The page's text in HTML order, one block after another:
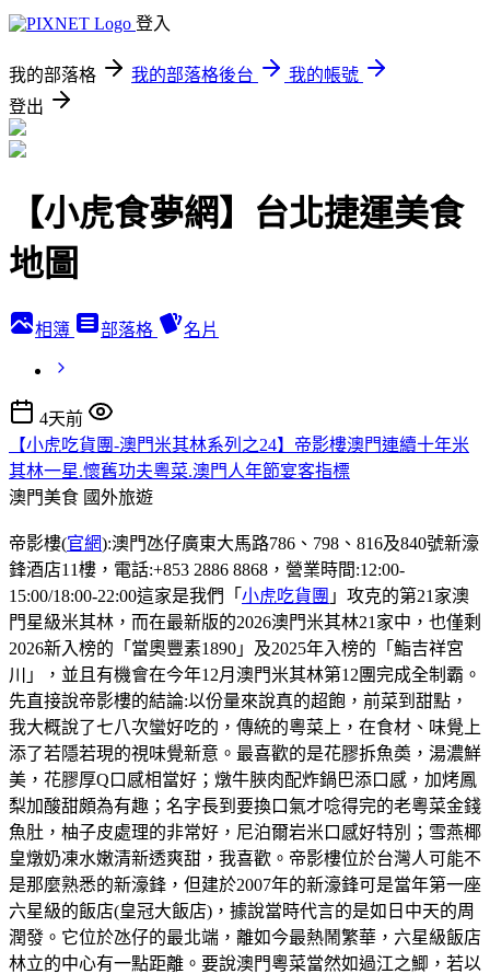
登入
我的部落格 我的部落格後台
我的帳號
登出
【小虎食夢網】台北捷運美食
地圖
相簿 部落格 名片
4天前
【小虎吃貨團-澳門米其林系列之24】帝影樓澳門連續十年米
其林一星.懷舊功夫粵菜.澳門人年節宴客指標
澳門美食 國外旅遊
帝影樓(官網):澳門氹仔廣東大馬路786、798、816及840號新濠
鋒酒店11樓，電話:+853 2886 8868，營業時間:12:00-
15:00/18:00-22:00這家是我們「 小虎吃貨團 」攻克的第21家澳
門星級米其林，而在最新版的2026澳門米其林21家中，也僅剩
2026新入榜的「當奧豐素1890」及2025年入榜的「鮨吉祥宮
川」，並且有機會在今年12月澳門米其林第12團完成全制霸。
先直接說帝影樓的結論:以份量來說真的超飽，前菜到甜點，
我大概說了七八次蠻好吃的，傳統的粵菜上，在食材、味覺上
添了若隱若現的視味覺新意。最喜歡的是花膠拆魚𡙡，湯濃鮮
美，花膠厚Q口感相當好；燉牛脥肉配炸鍋巴添口感，加烤鳳
梨加酸甜頗為有趣；名字長到要換口氣才唸得完的老粵菜金錢
魚肚，柚子皮處理的非常好，尼泊爾岩米口感好特別；雪燕椰
皇燉奶凍水嫩清新透爽甜，我喜歡。帝影樓位於台灣人可能不
是那麼熟悉的新濠鋒，但建於2007年的新濠鋒可是當年第一座
六星級的飯店(皇冠大飯店)，據說當時代言的是如日中天的周
潤發。它位於氹仔的最北端，離如今最熱鬧繁華，六星級飯店
林立的中心有一點距離。要說澳門粵菜當然如過江之鯽，若以